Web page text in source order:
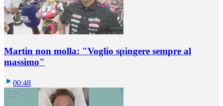
Martin non molla: "Voglio spingere sempre al
massimo"
00:48